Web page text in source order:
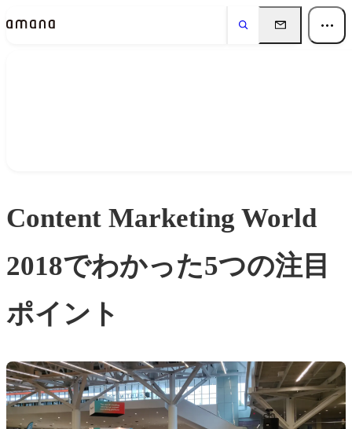
Content Marketing World
2018でわかった5つの注目
ポイント